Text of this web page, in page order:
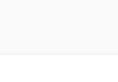
Während der
hier eine